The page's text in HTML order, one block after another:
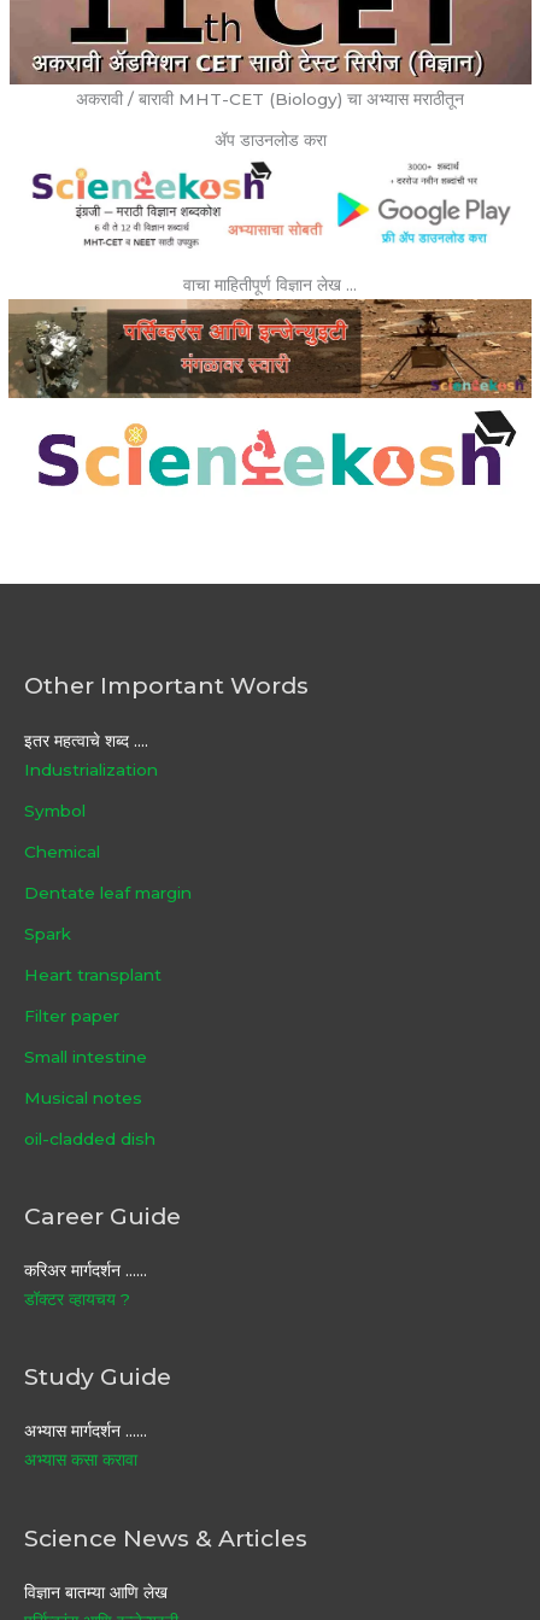
अकरावी / बारावी MHT-CET (Biology) चा अभ्यास मराठीतून
ॲप डाउनलोड करा
वाचा माहितीपूर्ण विज्ञान लेख …
Other Important Words
इतर महत्वाचे शब्द ....
Industrialization
Symbol
Chemical
Dentate leaf margin
Spark
Heart transplant
Filter paper
Small intestine
Musical notes
oil-cladded dish
Career Guide
करिअर मार्गदर्शन ……
डॉक्टर व्हायचय ?
Study Guide
अभ्यास मार्गदर्शन ……
अभ्यास कसा करावा
Science News & Articles
विज्ञान बातम्या आणि लेख